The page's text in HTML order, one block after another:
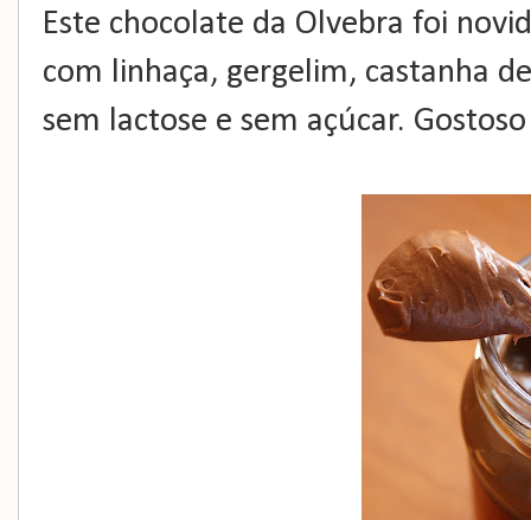
Este chocolate da Olvebra foi
com linhaça, gergelim, castanha
sem lactose e sem açúcar.